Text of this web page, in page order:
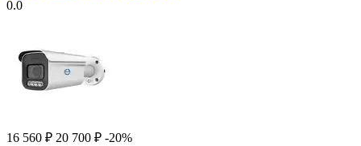
0.0
16 560 ₽ 20 700 ₽ -20%